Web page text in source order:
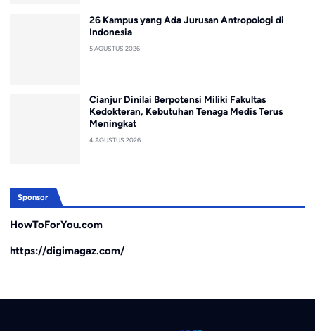
26 Kampus yang Ada Jurusan Antropologi di
Indonesia
5 AGUSTUS 2026
Cianjur Dinilai Berpotensi Miliki Fakultas
Kedokteran, Kebutuhan Tenaga Medis Terus
Meningkat
4 AGUSTUS 2026
Sponsor
HowToForYou.com
https://digimagaz.com/